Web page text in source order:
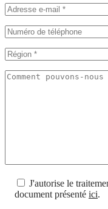
J'autorise le
document présenté ici.